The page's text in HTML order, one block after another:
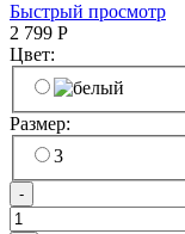
Быстрый просмотр
2 799 Р
Цвет:
Размер:
3
-